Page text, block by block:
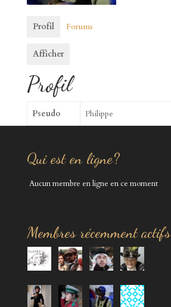
Profil Forums
Afficher
Profil
Pseudo Philippe
Qui est en ligne?
Aucun membre en ligne en ce moment
Membres récemment actifs